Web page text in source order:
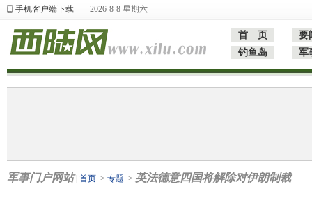
手机客户端下载 2026-8-8 星期六
首 页
钓鱼岛
要
军
军事门户网站| 首页 > 专题 > 英法德意四国将解除对伊朗制裁